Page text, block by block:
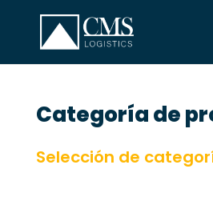
Categoría de
Selección de